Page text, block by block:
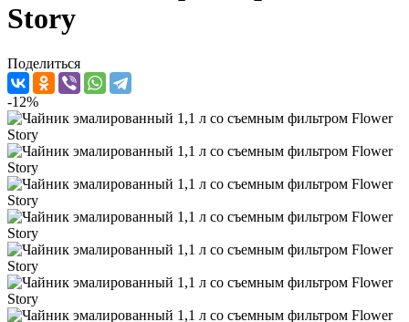
Story
Поделиться
-12%